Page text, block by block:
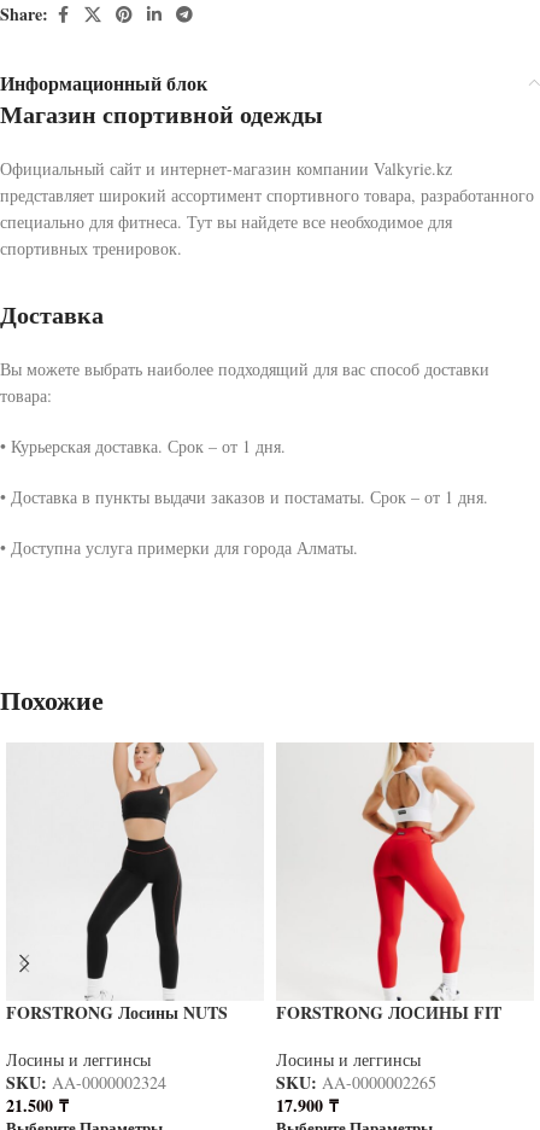
Share:
Информационный блок
Магазин спортивной одежды
Официальный сайт и интернет-магазин компании Valkyrie.kz
представляет широкий ассортимент спортивного товара, разработанного
специально для фитнеса. Тут вы найдете все необходимое для
спортивных тренировок.
Доставка
Вы можете выбрать наиболее подходящий для вас способ доставки
товара:
• Курьерская доставка. Срок – от 1 дня.
• Доставка в пункты выдачи заказов и постаматы. Срок – от 1 дня.
• Доступна услуга примерки для города Алматы.
Похожие
FORSTRONG Лосины NUTS
Лосины и леггинсы
SKU: AA-0000002324
21.500 ₸
FORSTRONG ЛОСИНЫ FIT
Лосины и леггинсы
SKU: AA-0000002265
17.900 ₸